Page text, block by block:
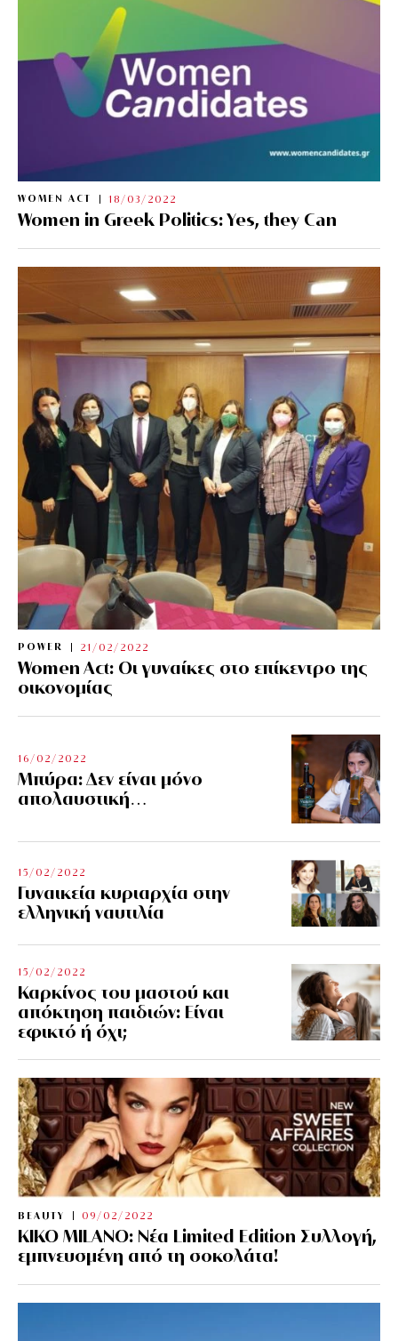
WOMEN ACT 18/03/2022
Women in Greek Politics: Yes, they Can
POWER 21/02/2022
Women Act: Οι γυναίκες στο επίκεντρο της
οικονομίας
16/02/2022
Μπύρα: Δεν είναι μόνο
απολαυστική…
15/02/2022
Γυναικεία κυριαρχία στην
ελληνική ναυτιλία
15/02/2022
Καρκίνος του μαστού και
απόκτηση παιδιών: Είναι
εφικτό ή όχι;
BEAUTY 09/02/2022
KIKO MILANO: Νέα Limited Edition Συλλογή,
εμπνευσμένη από τη σοκολάτα!